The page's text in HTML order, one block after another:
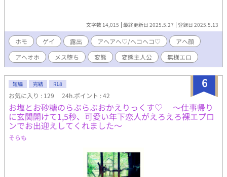
文字数 14,015 最終更新日 2025.5.27 登録日 2025.5.13
ホモ ゲイ 露出 アヘアヘ♡/ヘコヘコ♡
アヘ顔
アへオホ
メス堕ち 変態 変態主人公 無様エロ
6
短編 完結 R18
お気に入り : 129 24h.ポイント : 42
お塩とお砂糖のらぶらぶおかえりっくす♡ ～仕事帰り
に玄関開けて1,5秒、可愛い年下恋人がえろえろ裸エプロ
ンでお出迎えしてくれました～
そらも